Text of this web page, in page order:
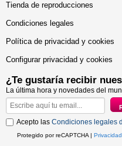
Tienda de reproducciones
Condiciones legales
Política de privacidad y cookies
Configurar privacidad y cookies
¿Te gustaría recibir
La última hora y novedades del
Acepto las Condiciones legales
Protegido por reCAPTCHA | Privacidad